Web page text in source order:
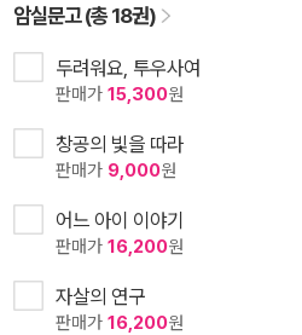
암실문고 (총 18권)
두려워요, 투우사여
판매가 15,300원
창공의 빛을 따라
판매가 9,000원
어느 아이 이야기
판매가 16,200원
자살의 연구
판매가 16,200원